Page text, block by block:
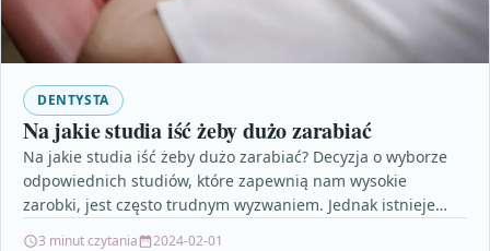
DENTYSTA
Na jakie studia iść żeby dużo zarabiać
Na jakie studia iść żeby dużo zarabiać? Decyzja o wyborze
odpowiednich studiów, które zapewnią nam wysokie
zarobki, jest często trudnym wyzwaniem. Jednak istnieje
3 minut czytania 2024-02-01